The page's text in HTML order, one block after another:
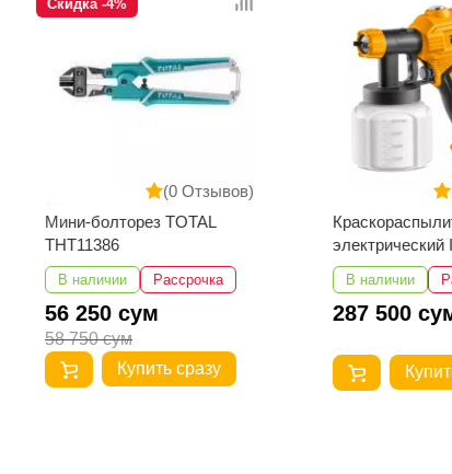
(0 Отзывов)
Краскораспылитель
электрический INGCO
SPG3508 450 w
В наличии Рассрочка
287 500 сум
Купить сразу
Муфта
3СТп-10У-
В наличии
812 500